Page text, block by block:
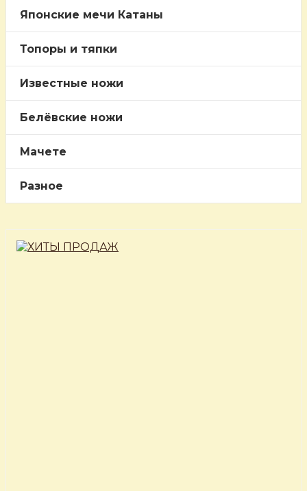
Японские мечи Катаны
Топоры и тяпки
Известные ножи
Белёвские ножи
Мачете
Разное